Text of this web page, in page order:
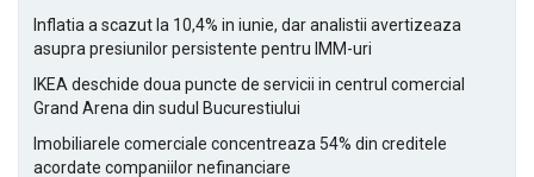
Inflatia a scazut la 10,4% in iunie, dar analistii avertizeaza
asupra presiunilor persistente pentru IMM-uri
IKEA deschide doua puncte de servicii in centrul comercial
Grand Arena din sudul Bucurestiului
Imobiliarele comerciale concentreaza 54% din creditele
acordate companiilor nefinanciare